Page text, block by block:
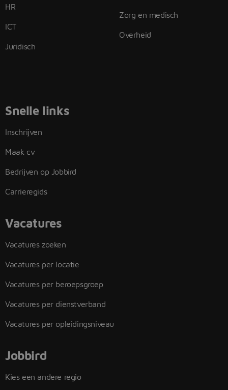
HR
ICT
Juridisch
Zorg en medisch
Overheid
Snelle links
Inschrijven
Maak cv
Bedrijven op Jobbird
Carrieregids
Vacatures
Vacatures zoeken
Vacatures per locatie
Vacatures per beroepsgroep
Vacatures per dienstverband
Vacatures per opleidingsniveau
Jobbird
Kies een andere regio